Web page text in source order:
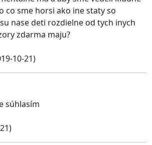
co sme horsi ako ine staty so
nase deti rozdielne od tych inych
zdarma maju?
10-21)
súhlasím